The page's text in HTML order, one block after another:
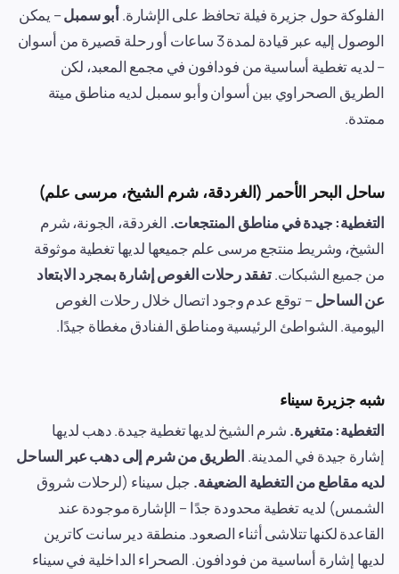
الفلوكة حول جزيرة فيلة تحافظ على الإشارة.أبو سمبل– يمكن
الوصول إليه عبر قيادة لمدة 3 ساعات أو رحلة قصيرة من أسوان
– لديه تغطية أساسية من فودافون في مجمع المعبد، لكن
الطريق الصحراوي بين أسوان وأبو سمبل لديه مناطق ميتة
ممتدة.
ساحل البحر الأحمر (الغردقة، شرم الشيخ، مرسى علم)
التغطية: جيدة في مناطق المنتجعات. الغردقة، الجونة، شرم
الشيخ، وشريط منتجع مرسى علم جميعها لديها تغطية موثوقة
من جميع الشبكات.تفقد رحلات الغوص إشارة بمجرد الابتعاد
عن الساحل– توقع عدم وجود اتصال خلال رحلات الغوص
اليومية. الشواطئ الرئيسية ومناطق الفنادق مغطاة جيدًا.
شبه جزيرة سيناء
التغطية: متغيرة. شرم الشيخ لديها تغطية جيدة. دهب لديها
إشارة جيدة في المدينة. الطريق من شرم إلى دهب عبر الساحل
لديه مقاطع من التغطية الضعيفة. جبل سيناء (لرحلات شروق
الشمس) لديه تغطية محدودة جدًا – الإشارة موجودة عند
القاعدة لكنها تتلاشى أثناء الصعود. منطقة دير سانت كاترين
لديها إشارة أساسية من فودافون. الصحراء الداخلية في سيناء